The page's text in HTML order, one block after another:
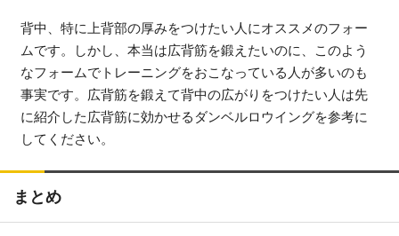
背中、特に上背部の厚みをつけたい人にオススメのフォー
ムです。しかし、本当は広背筋を鍛えたいのに、このよう
なフォームでトレーニングをおこなっている人が多いのも
事実です。広背筋を鍛えて背中の広がりをつけたい人は先
に紹介した広背筋に効かせるダンベルロウイングを参考に
してください。
まとめ